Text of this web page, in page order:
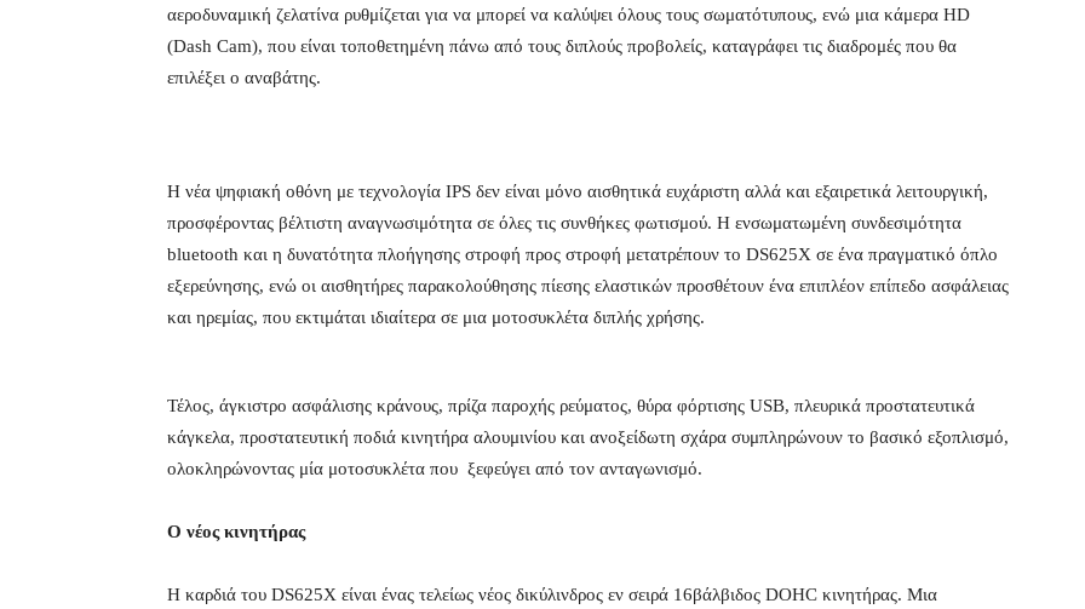
αεροδυναμική ζελατίνα ρυθμίζεται για να μπορεί να καλύψει όλους τους σωματότυπους, ενώ μια κάμερα HD
(Dash Cam), που είναι τοποθετημένη πάνω από τους διπλούς προβολείς, καταγράφει τις διαδρομές που θα
επιλέξει ο αναβάτης.
Η νέα ψηφιακή οθόνη με τεχνολογία IPS δεν είναι μόνο αισθητικά ευχάριστη αλλά και εξαιρετικά λειτουργική,
προσφέροντας βέλτιστη αναγνωσιμότητα σε όλες τις συνθήκες φωτισμού. Η ενσωματωμένη συνδεσιμότητα
bluetooth και η δυνατότητα πλοήγησης στροφή προς στροφή μετατρέπουν το DS625X σε ένα πραγματικό όπλο
εξερεύνησης, ενώ οι αισθητήρες παρακολούθησης πίεσης ελαστικών προσθέτουν ένα επιπλέον επίπεδο ασφάλειας
και ηρεμίας, που εκτιμάται ιδιαίτερα σε μια μοτοσυκλέτα διπλής χρήσης.
Τέλος, άγκιστρο ασφάλισης κράνους, πρίζα παροχής ρεύματος, θύρα φόρτισης USB, πλευρικά προστατευτικά
κάγκελα, προστατευτική ποδιά κινητήρα αλουμινίου και ανοξείδωτη σχάρα συμπληρώνουν το βασικό εξοπλισμό,
ολοκληρώνοντας μία μοτοσυκλέτα που ξεφεύγει από τον ανταγωνισμό.
Ο νέος κινητήρας
Η καρδιά του DS625X είναι ένας τελείως νέος δικύλινδρος εν σειρά 16βάλβιδος DOHC κινητήρας. Μια